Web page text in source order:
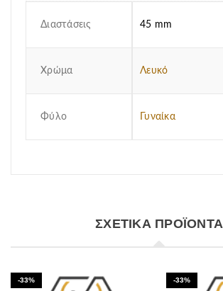
Διαστάσεις 45 mm
Χρώμα Λευκό
Φύλο Γυναίκα
ΣΧΕΤΙΚΆ ΠΡΟΪΌΝΤΑ
-33% -33%